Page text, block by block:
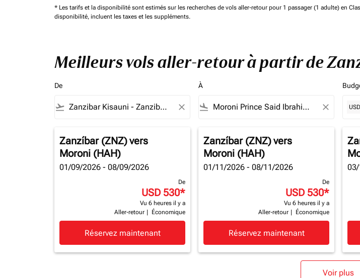
* Les tarifs et la disponibilité sont estimés sur les recherches de vols aller-retour pour 1 passager (1 adulte) en
disponibilité, incluent les taxes et les suppléments.
Meilleurs vols aller-retour à partir de
De
flight_takeoff close
À
flight_land close USD
Zanzíbar (ZNZ)vers
Moroni (HAH)
01/09/2026 - 08/09/2026
De
USD 530*
Vu 6 heures il y a
Aller-retour
Économique
Réservez maintenant
Zanzíbar (ZNZ)vers
Moroni (HAH)
01/11/2026 - 08/11/2026
De
USD 530*
Vu 6 heures il y a
Aller-retour
Économique
Réservez maintenant
Voir plus